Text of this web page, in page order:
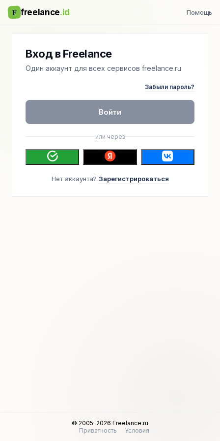
F freelance.id Помощь
Вход в Freelance
Один аккаунт для всех сервисов freelance.ru
Забыли пароль?
Войти
или через
Нет аккаунта? Зарегистрироваться
© 2005–2026 Freelance.ru
Приватность
Условия